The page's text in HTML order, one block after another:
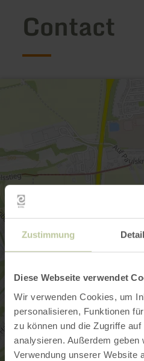
Zustimmung
Diese Webseite verwendet
Wir verwenden Cookies, um
personalisieren, Funktionen
zu können und die Zugriffe
analysieren. Außerdem
Verwendung unserer Website
Contact